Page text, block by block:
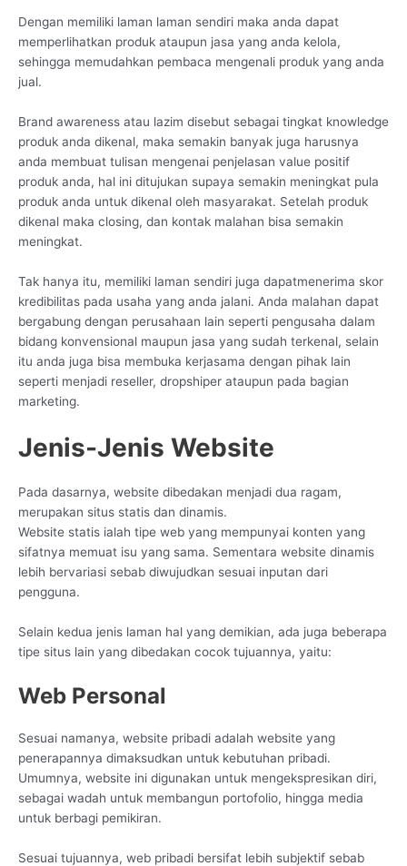
Dengan memiliki laman laman sendiri maka anda dapat
memperlihatkan produk ataupun jasa yang anda kelola,
sehingga memudahkan pembaca mengenali produk yang anda
jual.
Brand awareness atau lazim disebut sebagai tingkat knowledge
produk anda dikenal, maka semakin banyak juga harusnya
anda membuat tulisan mengenai penjelasan value positif
produk anda, hal ini ditujukan supaya semakin meningkat pula
produk anda untuk dikenal oleh masyarakat. Setelah produk
dikenal maka closing, dan kontak malahan bisa semakin
meningkat.
Tak hanya itu, memiliki laman sendiri juga dapatmenerima skor
kredibilitas pada usaha yang anda jalani. Anda malahan dapat
bergabung dengan perusahaan lain seperti pengusaha dalam
bidang konvensional maupun jasa yang sudah terkenal, selain
itu anda juga bisa membuka kerjasama dengan pihak lain
seperti menjadi reseller, dropshiper ataupun pada bagian
marketing.
Jenis-Jenis Website
Pada dasarnya, website dibedakan menjadi dua ragam,
merupakan situs statis dan dinamis.
Website statis ialah tipe web yang mempunyai konten yang
sifatnya memuat isu yang sama. Sementara website dinamis
lebih bervariasi sebab diwujudkan sesuai inputan dari
pengguna.
Selain kedua jenis laman hal yang demikian, ada juga beberapa
tipe situs lain yang dibedakan cocok tujuannya, yaitu:
Web Personal
Sesuai namanya, website pribadi adalah website yang
penerapannya dimaksudkan untuk kebutuhan pribadi.
Umumnya, website ini digunakan untuk mengekspresikan diri,
sebagai wadah untuk membangun portofolio, hingga media
untuk berbagi pemikiran.
Sesuai tujuannya, web pribadi bersifat lebih subjektif sebab